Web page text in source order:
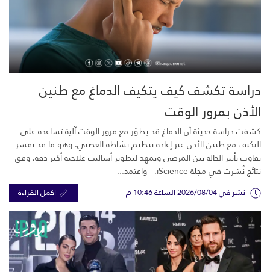
دراسة تكشف كيف يتكيف الدماغ مع طنين
الأذن بمرور الوقت
كشفت دراسة حديثة أن الدماغ قد يطوّر مع مرور الوقت آلية تساعده على
التكيف مع طنين الأذن عبر إعادة تنظيم نشاطه العصبي، وهو ما قد يفسر
تفاوت تأثير الحالة بين المرضى ويمهد لتطوير أساليب علاجية أكثر دقة، وفق
نتائج نُشرت في مجلة iScience. واعتمد...
نشر في 2026/08/04 الساعة 10:46 م اكمل القراءة